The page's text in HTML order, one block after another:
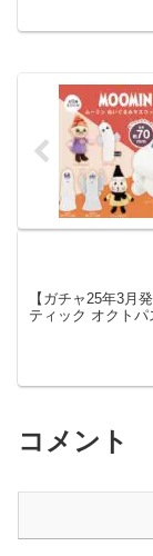
【ガチャ25年3月
ティック オクトパ
コメント